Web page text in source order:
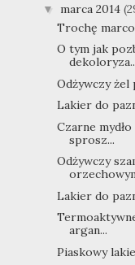
▼ marca 2014
Trochę
O tym jak
Odżywczy żel
Lakier do
Czarne
sprosz...
Odżywczy
Lakier do
argan...
Piaskowy